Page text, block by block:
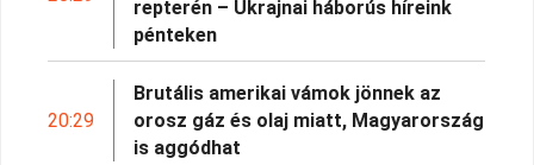
repterén – Ukrajnai háborús híreink
pénteken
20:29
Brutális amerikai vámok jönnek az
orosz gáz és olaj miatt, Magyarország
is aggódhat